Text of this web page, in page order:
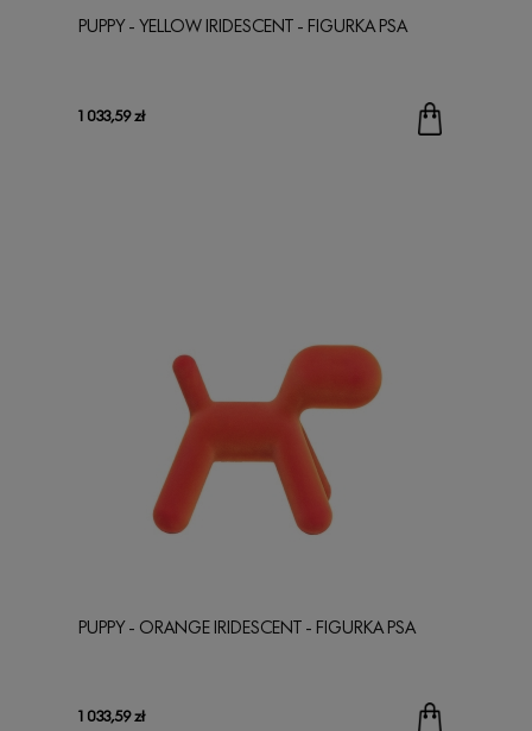
PUPPY - YELLOW IRIDESCENT - FIGURKA PSA
1 033,59 zł
PUPPY - ORANGE IRIDESCENT - FIGURKA PSA
1 033,59 zł